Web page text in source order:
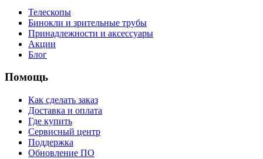
Телескопы
Бинокли и зрительные трубы
Принадлежности и аксессуары
Акции
Блог
Помощь
Как сделать заказ
Доставка и оплата
Где купить
Сервисный центр
Поддержка
Обновление ПО